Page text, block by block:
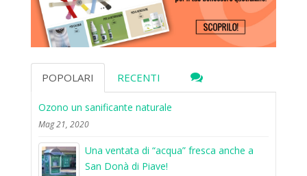
POPOLARI RECENTI
Ozono un sanificante naturale
Mag 21, 2020
Una ventata di “acqua” fresca anche a
San Donà di Piave!